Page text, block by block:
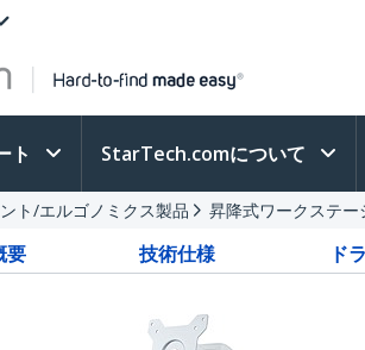
ト StarTech.comについて
ト/エルゴノミクス製品 昇降式ワークステー
要 技術仕様 ド